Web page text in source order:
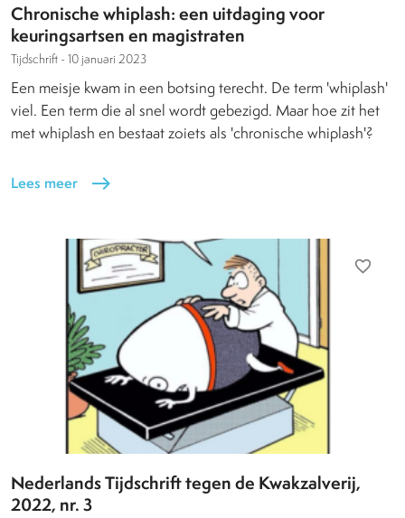
Chronische whiplash: een uitdaging voor
keuringsartsen en magistraten
Tijdschrift - 10 januari 2023
Een meisje kwam in een botsing terecht. De term 'whiplash'
viel. Een term die al snel wordt gebezigd. Maar hoe zit het
met whiplash en bestaat zoiets als 'chronische whiplash'?
Lees meer east
favorite_border
Nederlands Tijdschrift tegen de Kwakzalverij,
2022, nr. 3